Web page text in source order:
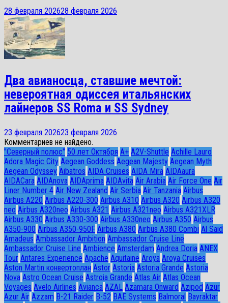
28 февраля 202628 февраля 2026
Два авианосца, ставшие мечтой:
невероятная одиссея итальянских
лайнеров SS Roma и SS Sydney
23 февраля 202623 февраля 2026
Комментариев не найдено.
"Северный полюс" 50 лет Октября A+ A2V-Shuttle Achille Lauro
Adora Magic City Aegean Goddess Aegean Majesty Aegean Myth
Aegean Odyssey Aibatros AIDA Cruises AIDA Mira AIDAaura
AIDACara AIDAnova AIDAprima AIDAvita Air Arabia Air Force One Air
Liner Number 4 Air New Zealand Air Serbia Air Tanzania Airbus
Airbus A220 Airbus A220-300 Airbus A310 Airbus A320 Airbus A320
neo Airbus A320neo Airbus A321 Airbus A321neo Airbus A321XLR
Airbus A330 Airbus A330-300 Airbus A330neo Airbus A350 Airbus
A350-900 Airbus A350-950F Airbus A380 Airbus A380 Combi Al Said
Amadeus Ambassador Ambition Ambassador Cruise Line
Ambassador Сruise Line Ambience Amsterdam Andrea Doria ANEX
Tour Antares Experience Apache Aquitaine Aroya Aroya Cruises
Aston Martin конвертоплан Astor Astoria Astoria Grande Astoria
Nova Astro Ocean Cruise Astroia Grande Atlas Air Atlas Ocean
Voyages Avelo Airlines Avianca AZAL Azamara Onward Azipod Azur
Azur Air Azzam B-21 Raider B-52 BAE Systems Balmoral Bayraktar